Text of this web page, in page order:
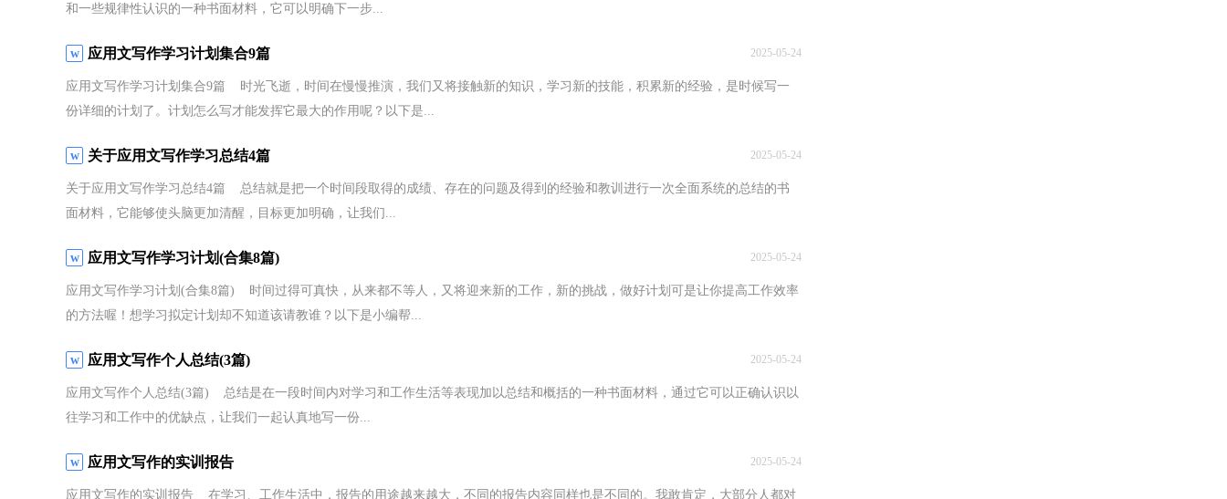
和一些规律性认识的一种书面材料，它可以明确下一步...
应用文写作学习计划集合9篇
应用文写作学习计划集合9篇 时光飞逝，时间在慢慢推演，我们又将接触新的知识，学习新的技能，积累新的经验，是时候写一
份详细的计划了。计划怎么写才能发挥它最大的作用呢？以下是...
2025-05-24
关于应用文写作学习总结4篇
关于应用文写作学习总结4篇 总结就是把一个时间段取得的成绩、存在的问题及得到的经验和教训进行一次全面系统的总结的书
面材料，它能够使头脑更加清醒，目标更加明确，让我们...
2025-05-24
应用文写作学习计划(合集8篇)
应用文写作学习计划(合集8篇) 时间过得可真快，从来都不等人，又将迎来新的工作，新的挑战，做好计划可是让你提高工作效率
的方法喔！想学习拟定计划却不知道该请教谁？以下是小编帮...
2025-05-24
应用文写作个人总结(3篇)
应用文写作个人总结(3篇) 总结是在一段时间内对学习和工作生活等表现加以总结和概括的一种书面材料，通过它可以正确认识以
往学习和工作中的优缺点，让我们一起认真地写一份...
2025-05-24
应用文写作的实训报告
应用文写作的实训报告 在学习、工作生活中，报告的用途越来越大，不同的报告内容同样也是不同的。我敢肯定，大部分人都对
2025-05-24